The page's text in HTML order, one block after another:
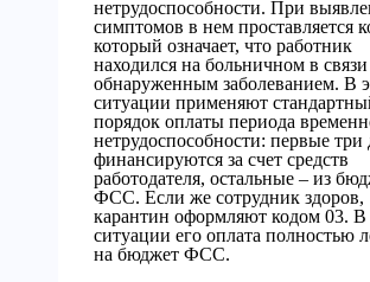
нетрудоспособности. При
симптомов в нем проставляется
который означает, что работник
находился на больничном в связи
обнаруженным заболеванием. В
ситуации применяют
порядок оплаты периода
нетрудоспособности: первые три
финансируются за счет средств
работодателя, остальные – из
ФСС. Если же сотрудник здоров,
карантин оформляют кодом 03. В
ситуации его оплата полностью
на бюджет ФСС.